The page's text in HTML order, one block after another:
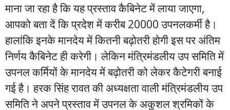
माना जा रहा है कि यह प्रस्ताव कैबिनेट में लाया जाएगा,
आपको बता दें कि प्रदेश में करीब 20000 उपनलकर्मी है।
हालांकि इनके मानदेय में कितनी बढ़ोतरी होगी इस पर अंतिम
निर्णय कैबिनेट ही करेगी। लेकिन मंत्रिमंडलीय उप समिति में
उपनल कर्मियों के मानदेय में बढ़ोतरी को लेकर कैटेगरी बनाई
गई है। हरक सिंह रावत की अध्यक्षता वाली मंत्रिमंडलीय उप
समिति ने अपने प्रस्ताव में उपनल के अकुशल श्रमिकों के